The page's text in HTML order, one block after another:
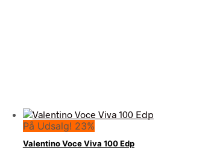
På Udsalg! 23%
Valentino Voce Viva 100 Edp